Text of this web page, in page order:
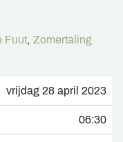
Fuut, Zomertaling
vrijdag 28 april 2023
06:30